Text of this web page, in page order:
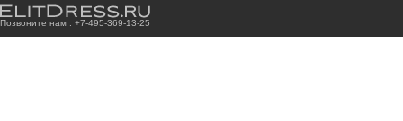
Позвоните нам : +7-495-369-13-25